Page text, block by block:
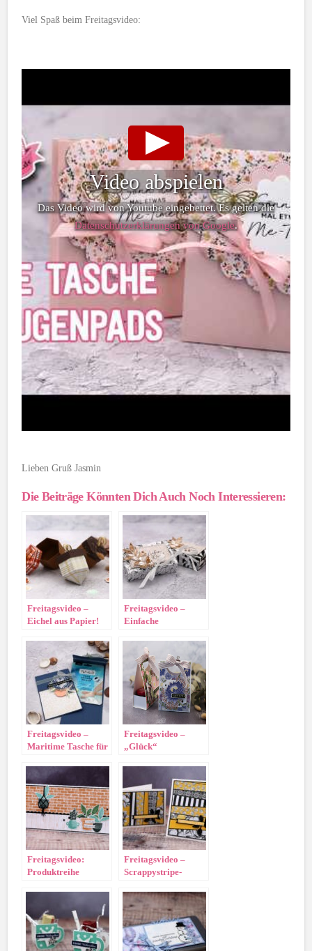
Viel Spaß beim Freitagsvideo:
Video abspielen
Das Video wird von Youtube eingebettet. Es gelten die
Datenschutzerklärungen von Google.
Lieben Gruß Jasmin
Die Beiträge Könnten Dich Auch Noch Interessieren:
Freitagsvideo –
Eichel aus Papier!
Freitagsvideo –
Einfache
Freitagsvideo –
Maritime Tasche für
Freitagsvideo –
„Glück“
Freitagsvideo:
Produktreihe
Freitagsvideo –
Scrappystripe-